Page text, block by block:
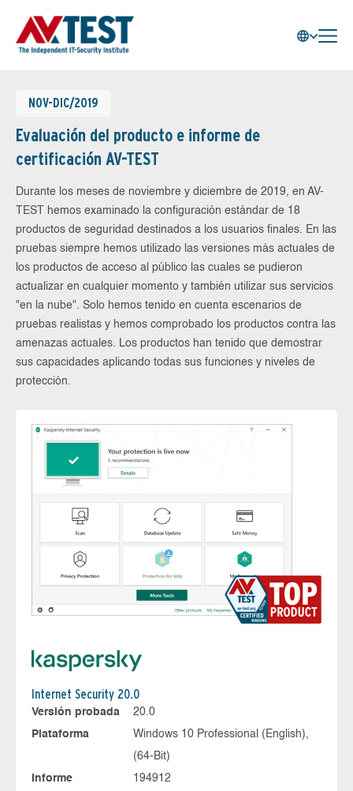
NOV-DIC/2019
Evaluación del producto e informe de
certificación AV-TEST
Durante los meses de noviembre y diciembre de 2019, en AV-
TEST hemos examinado la configuración estándar de 18
productos de seguridad destinados a los usuarios finales. En las
pruebas siempre hemos utilizado las versiones más actuales de
los productos de acceso al público las cuales se pudieron
actualizar en cualquier momento y también utilizar sus servicios
"en la nube". Solo hemos tenido en cuenta escenarios de
pruebas realistas y hemos comprobado los productos contra las
amenazas actuales. Los productos han tenido que demostrar
sus capacidades aplicando todas sus funciones y niveles de
protección.
Internet Security 20.0
Versión probada
20.0
Plataforma
Windows 10 Professional (English),
(64-Bit)
Informe
194912